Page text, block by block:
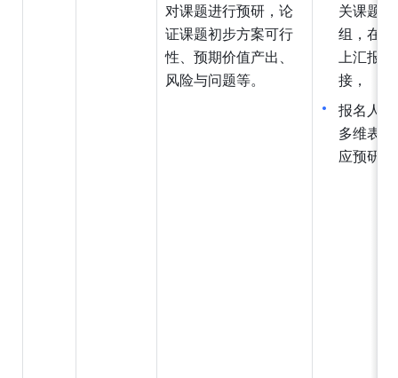
对课题进行预研，论
证课题初步方案可行
性、预期价值产出、
风险与问题等。
关课题
组，在群
上汇报
接，
报名人
多维表
应预研